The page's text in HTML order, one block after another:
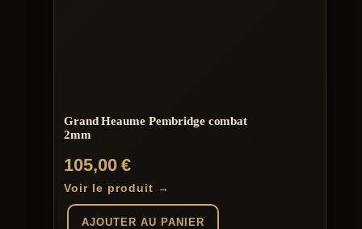
Grand Heaume Pembridge combat
2mm
105,00€
Voir le produit →
AJOUTER AU PANIER